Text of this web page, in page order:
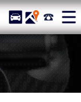
メルセデスベ
STOCK ACCESS 043-
在庫リスト
アクセスマップ